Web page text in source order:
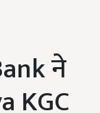
ने
KGC